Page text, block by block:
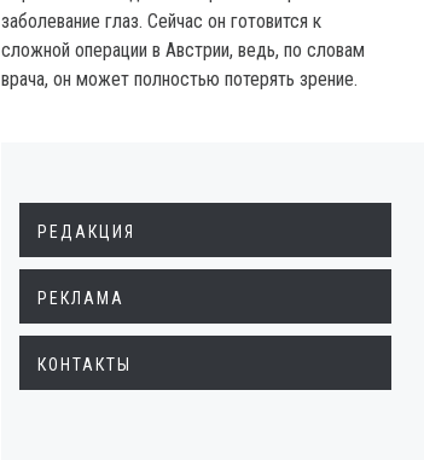
заболевание глаз. Сейчас он готовится к
сложной операции в Австрии, ведь, по словам
врача, он может полностью потерять зрение.
РЕДАКЦИЯ
РЕКЛАМА
КОНТАКТЫ